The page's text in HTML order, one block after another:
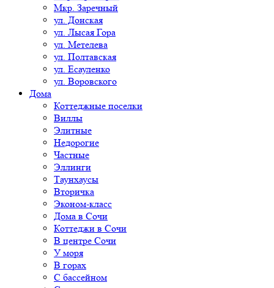
Мкр. Заречный
ул. Донская
ул. Лысая Гора
ул. Метелева
ул. Полтавская
ул. Есауленко
ул. Воровского
Дома
Коттеджные поселки
Виллы
Элитные
Недорогие
Частные
Эллинги
Таунхаусы
Вторичка
Эконом-класс
Дома в Сочи
Коттеджи в Сочи
В центре Сочи
У моря
В горах
С бассейном